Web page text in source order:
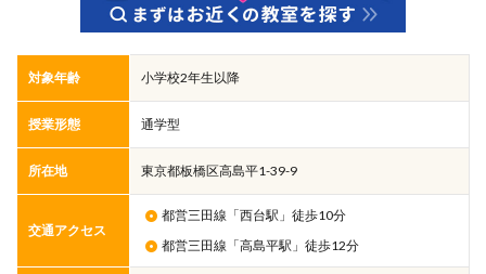
対象年齢 小学校2年生以降
授業形態 通学型
所在地 東京都板橋区高島平1-39-9
交通アクセス
都営三田線「西台駅」徒歩10分
都営三田線「高島平駅」徒歩12分